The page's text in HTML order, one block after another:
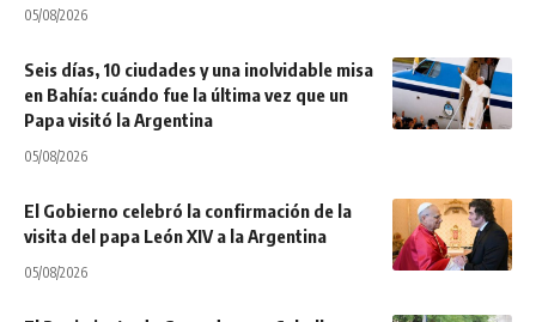
05/08/2026
Seis días, 10 ciudades y una inolvidable misa
en Bahía: cuándo fue la última vez que un
Papa visitó la Argentina
05/08/2026
El Gobierno celebró la confirmación de la
visita del papa León XIV a la Argentina
05/08/2026